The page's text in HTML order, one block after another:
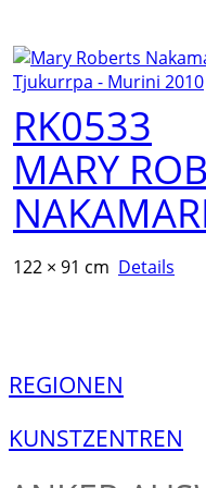
RK0533
MARY
122 × 91 cm Details
REGIONEN
KUNSTZENTREN